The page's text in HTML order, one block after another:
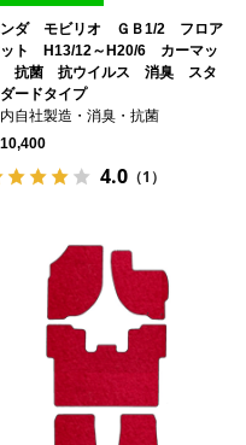
ダ モビリオ ＧＢ1/2 フロア
ット H13/12～H20/6 カーマッ
抗菌 抗ウイルス 消臭 スタ
ードタイプ
自社製造・消臭・抗菌
10,400
4.0（1）